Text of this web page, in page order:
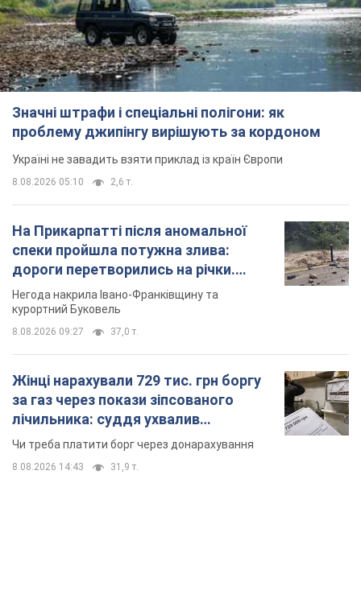
8.08.2026 05:10 2,6 т.
На Прикарпатті після аномальної
спеки пройшла потужна злива:
дороги перетворились на річки.
Відео
Негода накрила Івано-Франківщину та
Жінці нарахували 729 тис. грн боргу
за газ через покази зіпсованого
лічильника: суддя ухвалив
неочікуване рішення
8.08.2026 14:43 31,9 т.